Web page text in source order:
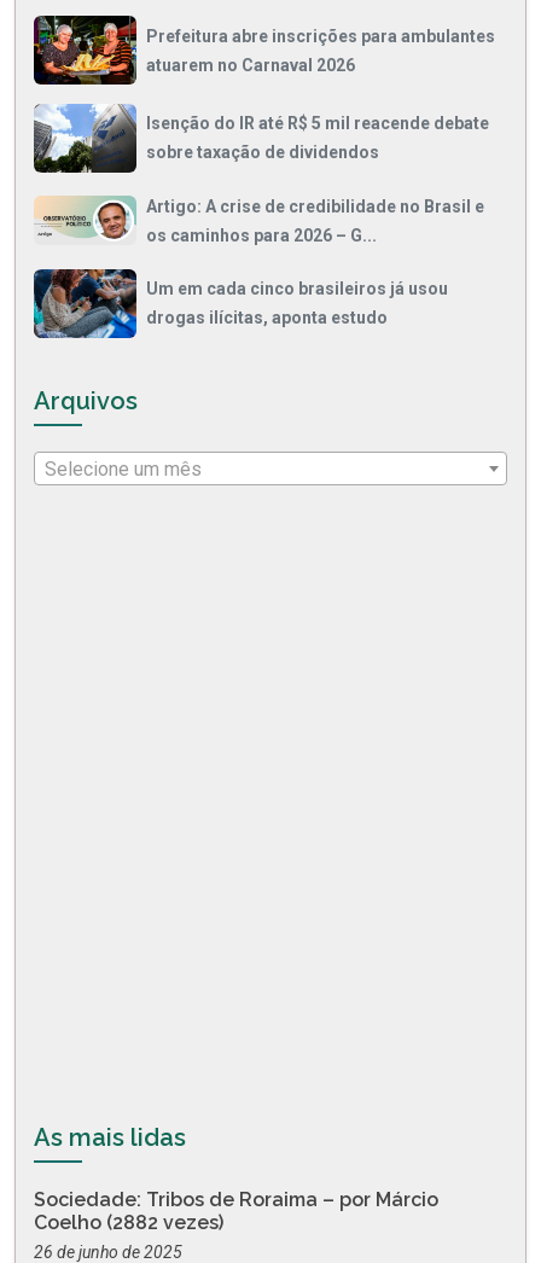
Prefeitura abre inscrições para ambulantes
atuarem no Carnaval 2026
Isenção do IR até R$ 5 mil reacende debate
sobre taxação de dividendos
Artigo: A crise de credibilidade no Brasil e
os caminhos para 2026 – G...
Um em cada cinco brasileiros já usou
drogas ilícitas, aponta estudo
Arquivos
Selecione um mês
As mais lidas
Sociedade: Tribos de Roraima – por Márcio
Coelho (2882 vezes)
26 de junho de 2025